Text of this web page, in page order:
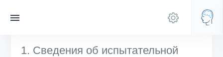
1. Сведения об испытательной